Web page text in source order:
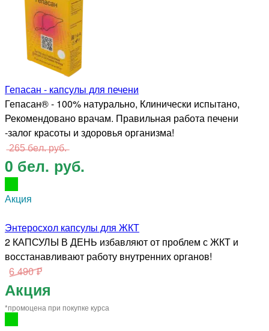
Гепасан - капсулы для печени
Гепасан® - 100% натурально, Клинически испытано,
Рекомендовано врачам. Правильная работа печени
-залог красоты и здоровья организма!
̶2̶6̶5̶ ̶б̶е̶л̶.̶ ̶р̶у̶б̶.̶
0 бел. руб.
Акция
Энтеросхол капсулы для ЖКТ
2 КАПСУЛЫ В ДЕНЬ избавляют от проблем с ЖКТ и
восстанавливают работу внутренних органов!
6 490 ₽
Акция
*промоцена при покупке курса